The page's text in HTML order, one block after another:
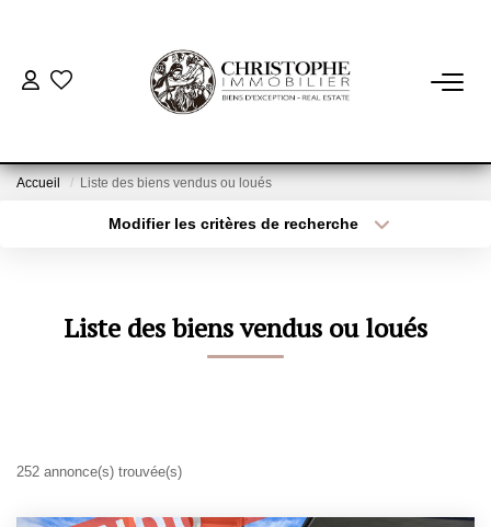
ACHETER
BIENS VENDUS
Qui Sommes-Nous
Accueil Liste des biens vendus ou loués
Modifier les critères de recherche
Liste des biens vendus ou loués
252 annonce(s) trouvée(s)